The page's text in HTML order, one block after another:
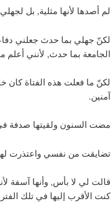
لم أصدها لأنها مثلية, بل لجهلي
لكنّ جهلي بما حدث جعلني
الجامعة بما حدث, لأنني أعلم
لكنّ ما فعلت هذه الفتاة كان
آمنين.
مضت السنون ولقيتها صدفة
تضايقت من نفسي واعتذرت
قالت لي لا بأس, وأنها آسفة
كنت الأقرب إليها في تلك